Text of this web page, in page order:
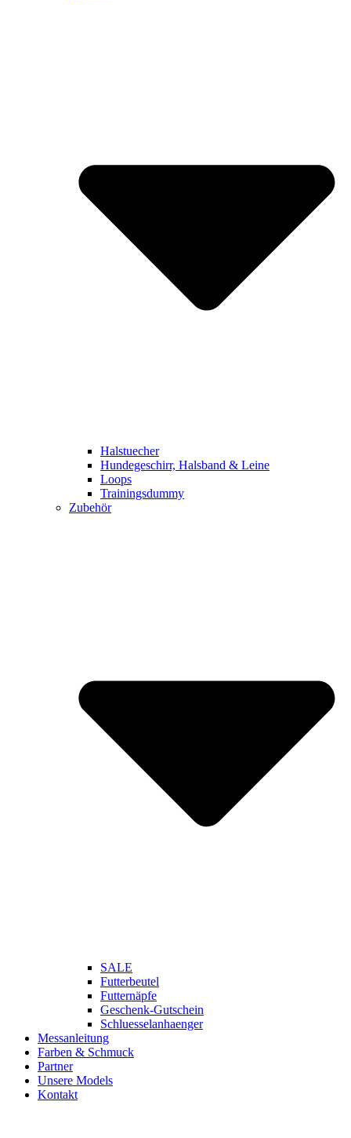
Halstuecher
Hundegeschirr, Halsband & Leine
Loops
Trainingsdummy
Zubehör
SALE
Futterbeutel
Futternäpfe
Geschenk-Gutschein
Schluesselanhaenger
Messanleitung
Farben & Schmuck
Partner
Unsere Models
Kontakt